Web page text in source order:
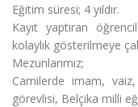
Eğitim süresi; 4 yıldır.
Kayıt yaptıran
kolaylık gösterilmeye
Mezunlarımız;
Camilerde imam,
görevlisi, Belçika milli